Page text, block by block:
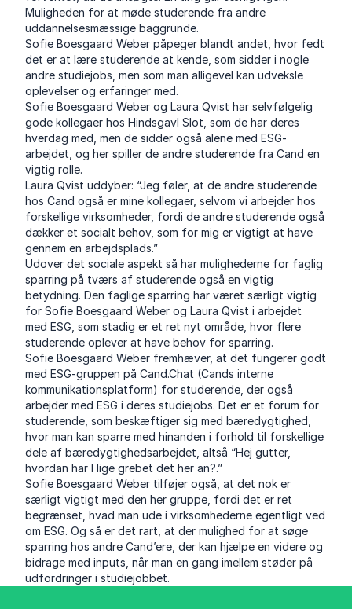
Muligheden for at møde studerende fra andre
uddannelsesmæssige baggrunde.
Sofie Boesgaard Weber påpeger blandt andet, hvor fedt
det er at lære studerende at kende, som sidder i nogle
andre studiejobs, men som man alligevel kan udveksle
oplevelser og erfaringer med.
Sofie Boesgaard Weber og Laura Qvist har selvfølgelig
gode kollegaer hos Hindsgavl Slot, som de har deres
hverdag med, men de sidder også alene med ESG-
arbejdet, og her spiller de andre studerende fra Cand en
vigtig rolle.
Laura Qvist uddyber: “Jeg føler, at de andre studerende
hos Cand også er mine kollegaer, selvom vi arbejder hos
forskellige virksomheder, fordi de andre studerende også
dækker et socialt behov, som for mig er vigtigt at have
gennem en arbejdsplads.”
Udover det sociale aspekt så har mulighederne for faglig
sparring på tværs af studerende også en vigtig
betydning. Den faglige sparring har været særligt vigtig
for Sofie Boesgaard Weber og Laura Qvist i arbejdet
med ESG, som stadig er et ret nyt område, hvor flere
studerende oplever at have behov for sparring.
Sofie Boesgaard Weber fremhæver, at det fungerer godt
med ESG-gruppen på Cand.Chat (Cands interne
kommunikationsplatform) for studerende, der også
arbejder med ESG i deres studiejobs. Det er et forum for
studerende, som beskæftiger sig med bæredygtighed,
hvor man kan sparre med hinanden i forhold til forskellige
dele af bæredygtighedsarbejdet, altså “Hej gutter,
hvordan har I lige grebet det her an?.”
Sofie Boesgaard Weber tilføjer også, at det nok er
særligt vigtigt med den her gruppe, fordi det er ret
begrænset, hvad man ude i virksomhederne egentligt ved
om ESG. Og så er det rart, at der mulighed for at søge
sparring hos andre Cand’ere, der kan hjælpe en videre og
bidrage med inputs, når man en gang imellem støder på
udfordringer i studiejobbet.